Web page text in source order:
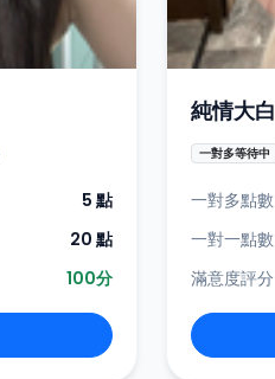
5 點
20 點
100分
純情大白
一對多等待中
一對多點數
一對一點數
滿意度評分